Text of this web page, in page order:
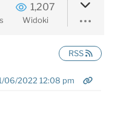
1,207
Widoki
RSS
06/2022 12:08 pm